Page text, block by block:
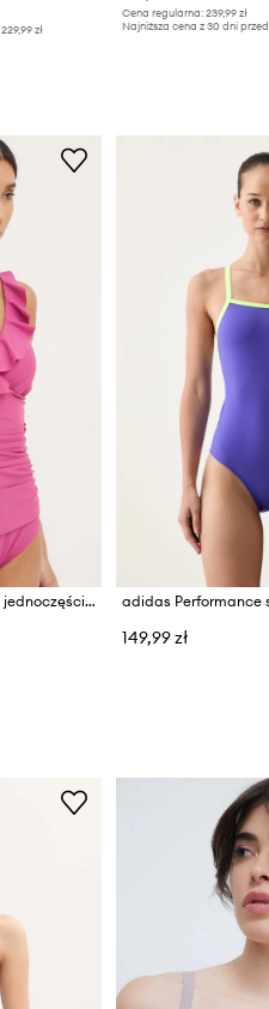
229,99 zł
Cena regularna: 239,99 zł
Najniższa cena z 30 dni
Aqua Speed strój kąpielowy jednoczęściowy damski
149,99 zł